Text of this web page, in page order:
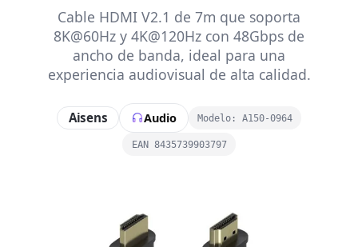
Cable HDMI V2.1 de 7m que soporta
8K@60Hz y 4K@120Hz con 48Gbps de
ancho de banda, ideal para una
experiencia audiovisual de alta calidad.
Aisens Audio Modelo: A150-0964
EAN 8435739903797